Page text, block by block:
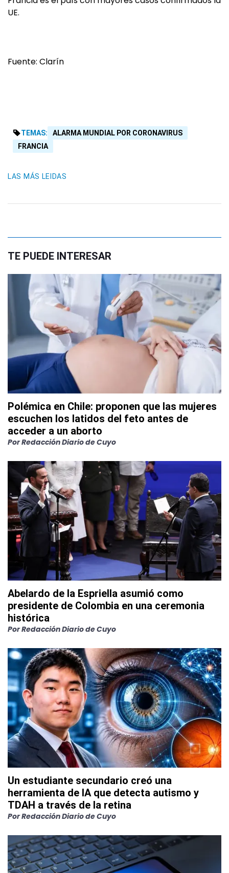
UE.
Fuente: Clarín
TEMAS:
ALARMA MUNDIAL POR CORONAVIRUS
FRANCIA
LAS MÁS LEIDAS
TE PUEDE INTERESAR
Polémica en Chile: proponen que las mujeres
escuchen los latidos del feto antes de
acceder a un aborto
PorRedacción Diario de Cuyo
Abelardo de la Espriella asumió como
presidente de Colombia en una ceremonia
histórica
PorRedacción Diario de Cuyo
Un estudiante secundario creó una
herramienta de IA que detecta autismo y
TDAH a través de la retina
PorRedacción Diario de Cuyo